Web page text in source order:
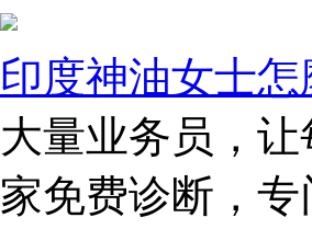
印度神油女士怎
大量业务员，
家免费诊断，